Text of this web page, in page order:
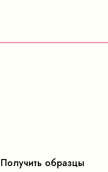
Получить образцы